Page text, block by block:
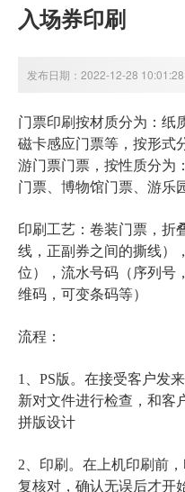
入场券印刷
发布日期：2022-12-28
门票印刷按材质分为：纸
磁卡感应门票等，按形式
游门票门票，按性质分为
门票、博物馆门票、游乐
印刷工艺：卷装门票，折
线，正副券之间的撕线）
位），流水号码（序列号
维码，可变条码等）
流程：
1、PS版。在接受客户发
新对文件进行检查，和客
拼版设计
2、印刷。在上机印刷前
复核对，确认无误后才开